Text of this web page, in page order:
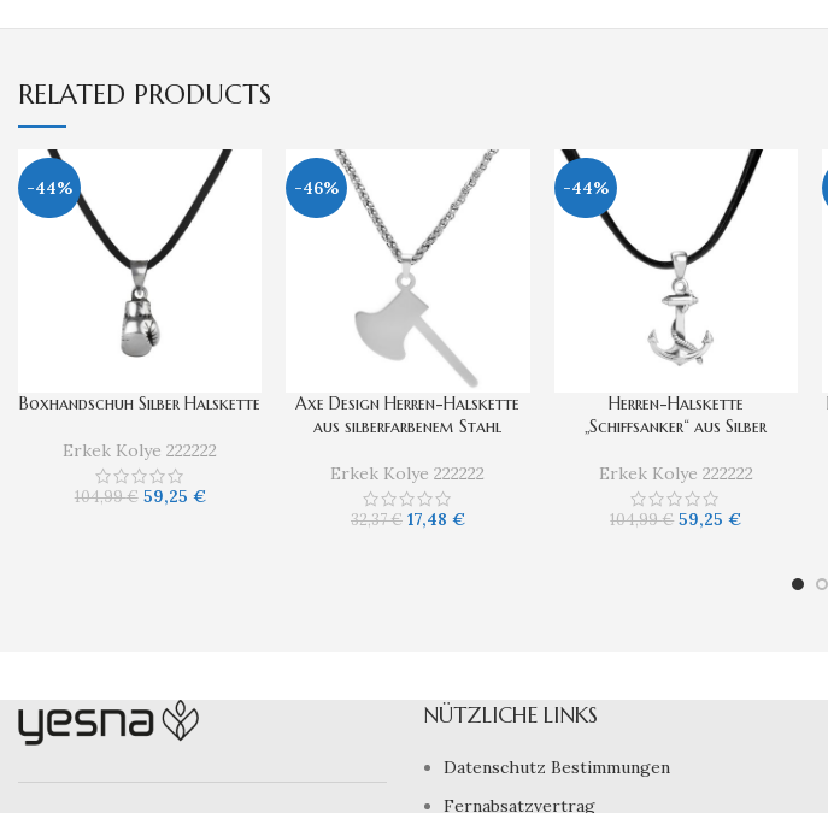
RELATED PRODUCTS
-44%
Boxhandschuh Silber Halskette
Erkek Kolye 222222
104,99€ 59,25 €
-46%
Axe Design Herren-Halskette
aus silberfarbenem Stahl
Erkek Kolye 222222
32,37€ 17,48 €
-44%
Herren-Halskette
„Schiffsanker“ aus Silber
Erkek Kolye 222222
104,99€ 59,25€
NÜTZLICHE LINKS
Datenschutz Bestimmungen
Fernabsatzvertrag